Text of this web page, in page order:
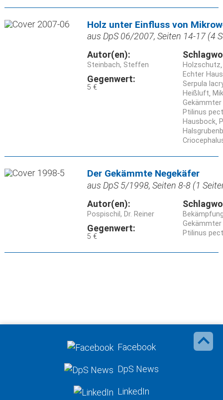
Holz unter Einfluss von
aus DpS 06/2007, Seiten 14-17 (4
Autor(en):
Steinbach, Steffen
Gegenwert:
5 €
Holzschutz
Echter
Serpula
Heißluft
Ptilinus
Hausbock
Der Gekämmte Negekäfer
aus DpS 5/1998, Seiten 8-8 (1
Autor(en):
Pospischil, Dr. Reiner
Gegenwert:
5 €
Ptilinus
Facebook
DpS News
LinkedIn